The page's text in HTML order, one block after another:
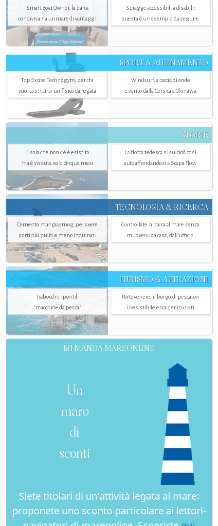
Smart Boat Owner, la barca
condivisa ha un mare di vantaggi
Spiagge accessibili a disabili:
questa è un esempio da seguire
SPORT & ALLENAMENTO
Top Excite Technogym, per chi
vuol costruirsi un fisico da regata
Windsurf, a caccia di onde
e vento dalla Corsica a Okinawa
STORIE
L’isola che non c'è è esistita
ma è vissuta solo cinque mesi
La flotta tedesca si suicidò così
autoaffondandosi a Scapa Flow
TECNOLOGIA & RICERCA
Cemento mangiasmog, per avere
porti più puliti e meno inquinati
Controllate la barca al mare senza
muovervi da casa, dall’ufficio
TURISMO & ATTRAZIONI
Trabocchi, i pontili
"macchine da pesca"
Portovenere, il borgo di pescatori
irresistibile esca per i turisti
MI MANDA MAREONLINE
Un
mare
di
sconti
Siete titolari di un'attività legata al mare:
proponete uno sconto particolare ai lettori-